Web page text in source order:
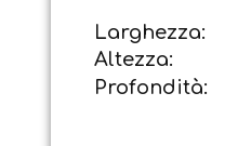
Larghezza:
Altezza:
Profondità: